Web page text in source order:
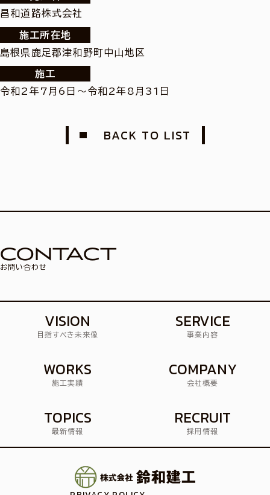
昌和道路株式会社
施工所在地
島根県鹿足郡津和野町中山地区
施工
令和2年7月6日～令和2年8月31日
BACK TO LIST
CONTACT
お問い合わせ
VISION
目指すべき未来像
SERVICE
事業内容
WORKS
施工実績
COMPANY
会社概要
TOPICS
最新情報
RECRUIT
採用情報